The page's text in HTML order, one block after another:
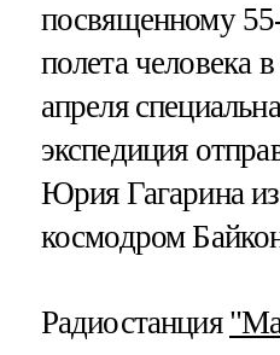
посвященному
полета человека
апреля
экспедиция
Юрия Гагарина
космодром
Радиостанция